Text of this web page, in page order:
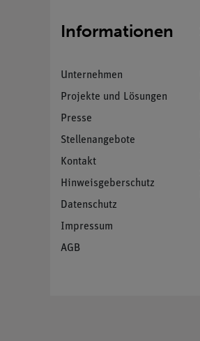
Informationen
Unternehmen
Projekte und Lösungen
Presse
Stellenangebote
Kontakt
Hinweisgeberschutz
Datenschutz
Impressum
AGB